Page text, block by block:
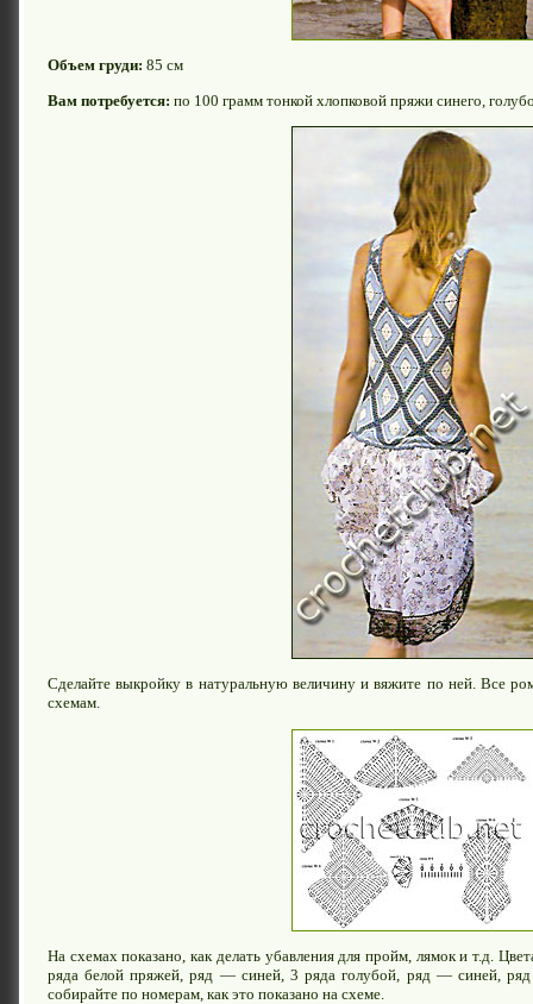
Объем груди: 85 см
Вам потребуется: по 100 грамм тонкой хлопковой пряжи синего,
Сделайте выкройку в натуральную величину и вяжите по ней. Все
схемам.
На схемах показано, как делать убавления для пройм, лямок и т.д.
ряда белой пряжей, ряд — синей, 3 ряда голубой, ряд — синей,
собирайте по номерам, как это показано на схеме.